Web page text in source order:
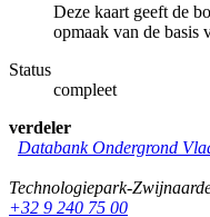
Deze kaart geeft de
opmaak van de basis
Status
compleet
verdeler
Databank Ondergrond
Technologiepark-
+32 9 240 75 00